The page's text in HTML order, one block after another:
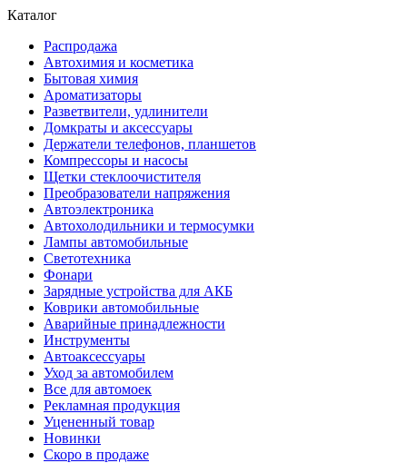
Каталог
Распродажа
Автохимия и косметика
Бытовая химия
Ароматизаторы
Разветвители, удлинители
Домкраты и аксессуары
Держатели телефонов, планшетов
Компрессоры и насосы
Щетки стеклоочистителя
Преобразователи напряжения
Автоэлектроника
Автохолодильники и термосумки
Лампы автомобильные
Светотехника
Фонари
Зарядные устройства для АКБ
Коврики автомобильные
Аварийные принадлежности
Инструменты
Автоаксессуары
Уход за автомобилем
Все для автомоек
Рекламная продукция
Уцененный товар
Новинки
Скоро в продаже